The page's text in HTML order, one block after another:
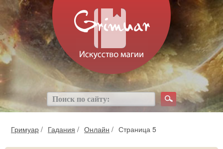
Гримуар / Гадания / Онлайн / Страница 5